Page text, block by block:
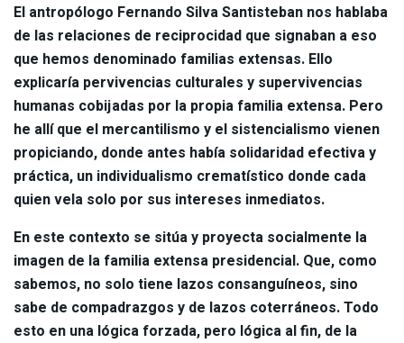
El antropólogo Fernando Silva Santisteban nos hablaba
de las relaciones de reciprocidad que signaban a eso
que hemos denominado familias extensas. Ello
explicaría pervivencias culturales y supervivencias
humanas cobijadas por la propia familia extensa. Pero
he allí que el mercantilismo y el sistencialismo vienen
propiciando, donde antes había solidaridad efectiva y
práctica, un individualismo crematístico donde cada
quien vela solo por sus intereses inmediatos.
En este contexto se sitúa y proyecta socialmente la
imagen de la familia extensa presidencial. Que, como
sabemos, no solo tiene lazos consanguíneos, sino
sabe de compadrazgos y de lazos coterráneos. Todo
esto en una lógica forzada, pero lógica al fin, de la